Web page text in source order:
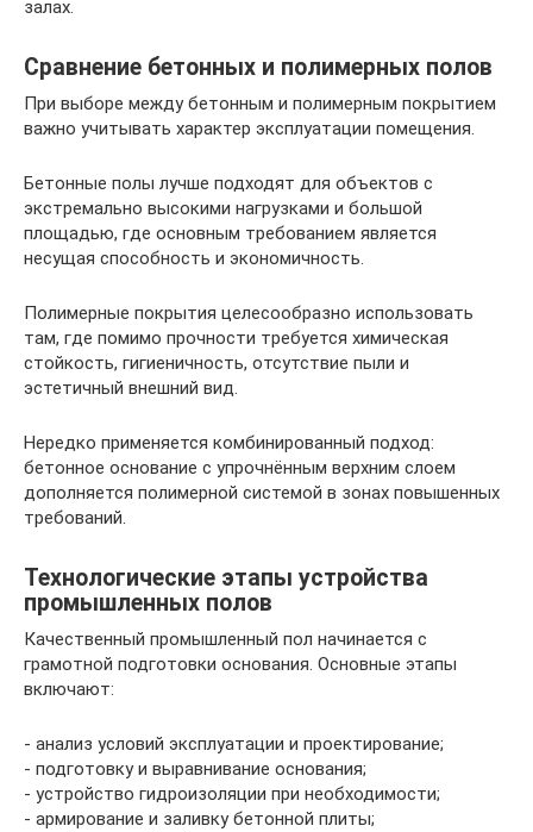
залах.
Сравнение бетонных и полимерных полов
При выборе между бетонным и полимерным покрытием
важно учитывать характер эксплуатации помещения.
Бетонные полы лучше подходят для объектов с
экстремально высокими нагрузками и большой
площадью, где основным требованием является
несущая способность и экономичность.
Полимерные покрытия целесообразно использовать
там, где помимо прочности требуется химическая
стойкость, гигиеничность, отсутствие пыли и
эстетичный внешний вид.
Нередко применяется комбинированный подход:
бетонное основание с упрочнённым верхним слоем
дополняется полимерной системой в зонах повышенных
требований.
Технологические этапы устройства
промышленных полов
Качественный промышленный пол начинается с
грамотной подготовки основания. Основные этапы
включают:
- анализ условий эксплуатации и проектирование;
- подготовку и выравнивание основания;
- устройство гидроизоляции при необходимости;
- армирование и заливку бетонной плиты;